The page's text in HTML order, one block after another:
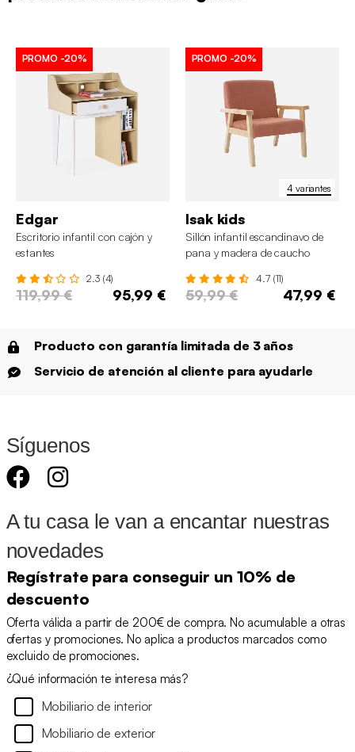
PROMO -20%
Edgar
Escritorio infantil con cajón y
estantes
2.3 (4)
119,99 € 95,99 €
4 variantes
PROMO -20%
Isak kids
Sillón infantil escandinavo de
pana y madera de caucho
4.7 (11)
59,99 € 47,99 €
Producto con garantía limitada de 3 años
Servicio de atención al cliente para ayudarle
Síguenos
A tu casa le van a encantar nuestras
novedades
Regístrate para conseguir un 10% de
descuento
Oferta válida a partir de 200€ de compra. No acumulable a otras
ofertas y promociones. No aplica a productos marcados como
excluido de promociones.
¿Qué información te interesa más?
Mobiliario de interior
Mobiliario de exterior